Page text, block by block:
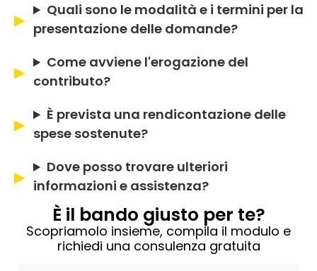
Quali sono le modalità e i termini per la
presentazione delle domande?
Come avviene l'erogazione del
contributo?
È prevista una rendicontazione delle
spese sostenute?
Dove posso trovare ulteriori
informazioni e assistenza?
È il bando giusto per te?
Scopriamolo insieme, compila il modulo e
richiedi una consulenza gratuita